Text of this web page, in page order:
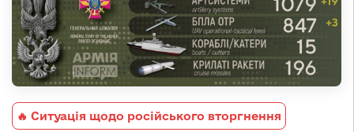
🔥 Ситуація щодо російського вторгнення